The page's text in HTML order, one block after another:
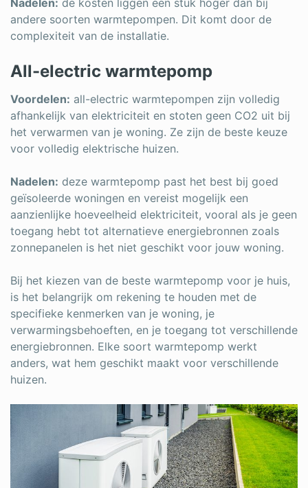
andere soorten warmtepompen. Dit komt door de
complexiteit van de installatie.
All-electric warmtepomp
Voordelen: all-electric warmtepompen zijn volledig
afhankelijk van elektriciteit en stoten geen CO2 uit bij
het verwarmen van je woning. Ze zijn de beste keuze
voor volledig elektrische huizen.
Nadelen: deze warmtepomp past het best bij goed
geïsoleerde woningen en vereist mogelijk een
aanzienlijke hoeveelheid elektriciteit, vooral als je geen
toegang hebt tot alternatieve energiebronnen zoals
zonnepanelen is het niet geschikt voor jouw woning.
Bij het kiezen van de beste warmtepomp voor je huis,
is het belangrijk om rekening te houden met de
specifieke kenmerken van je woning, je
verwarmingsbehoeften, en je toegang tot verschillende
energiebronnen. Elke soort warmtepomp werkt
anders, wat hem geschikt maakt voor verschillende
huizen.